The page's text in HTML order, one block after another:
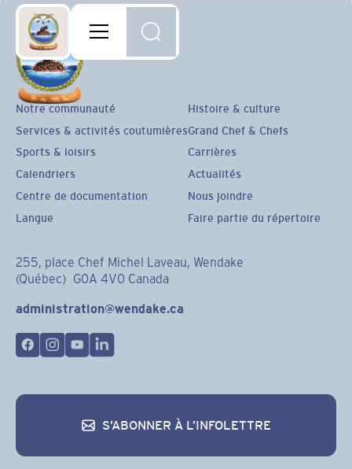
255, place Chef Michel Laveau, Wendake
(Québec) G0A 4V0 Canada
administration@wendake.ca
Notre communauté
Services & activités coutumières
Sports & loisirs
Calendriers
Centre de documentation
Langue
Histoire & culture
Grand Chef & Chefs
Carrières
Actualités
Nous joindre
Faire partie du répertoire
S’ABONNER À L’INFOLETTRE
S’abonner à l’infolettre